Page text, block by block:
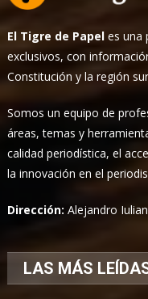
El Tigre de Papel es una
exclusivos, con
Constitución y la región
Somos un equipo de
áreas, temas y
calidad periodística, el
la innovación en el
Dirección:Alejandro
LAS MÁS